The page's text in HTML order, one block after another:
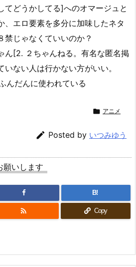
てどうかしてる]へのオマージュと
、エロ要素を多分に加味したネタ
禁じゃなくていいのか？
ん[2. ２ちゃんねる。有名な匿名掲
ない人は行かない方がいい。
だんに使われている
 アニメ
 Posted by いつみゆう
願いします
B!
 Copy